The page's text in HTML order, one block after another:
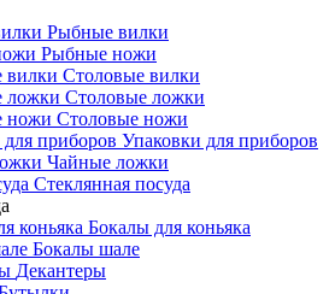
Рыбные вилки
Рыбные ножи
Столовые вилки
Столовые ложки
Столовые ножи
Упаковки для приборов
Чайные ложки
Стеклянная посуда
Бокалы для коньяка
Бокалы шале
Декантеры